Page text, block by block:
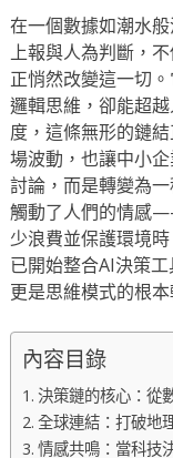
在一個數據如潮水
上報與人為判斷，
正悄然改變這一切
邏輯思維，卻能超
度，這條無形的鏈
場波動，也讓中小
討論，而是轉變為
觸動了人們的情感
少浪費並保護環境
已開始整合AI決策
更是思維模式的根
內容目錄
決策鏈的核心：從
全球連結：打破地
情感共鳴：當科技